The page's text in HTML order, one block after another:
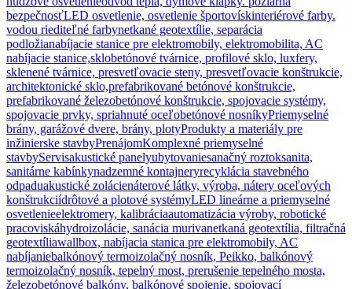
bezpečnosťLED osvetlenie, osvetlenie športovískinteriérové farby.
vodou riediteľné farbynetkané geotextílie, separácia
podložianabíjacie stanice pre elektromobily, elektromobilita, AC
nabíjacie stanice,sklobetónové tvárnice, profilové sklo, luxfery,
sklenené tvárnice, presvetľovacie steny, presvetľovacie konštrukcie,
architektonické sklo,prefabrikované betónové konštrukcie,
prefabrikované železobetónové konštrukcie, spojovacie systémy,
spojovacie prvky, spriahnuté oceľobetónové nosníkyPriemyselné
brány, garážové dvere, brány, plotyProdukty a materiály pre
inžinierske stavbyPrenájomKomplexné priemyselné
stavbyServisakustické panelyubytovaniesanačný roztoksanita,
sanitárne kabínkynadzemné kontajneryrecyklácia stavebného
odpaduakustické zolácienáterové látky, výroba, nátery oceľových
konštrukciídrôtové a plotové systémyLED lineárne a priemyselné
osvetlenieelektromery, kalibráciaautomatizácia výroby, robotické
pracoviskáhydroizolácie, sanácia murivanetkaná geotextília, filtračná
geotextíliawallbox, nabíjacia stanica pre elektromobily, AC
nabíjaniebalkónový termoizolačný nosník, Peikko, balkónový
termoizolačný nosník, tepelný most, prerušenie tepelného mosta,
železobetónové balkóny, balkónové spojenie, spojovací